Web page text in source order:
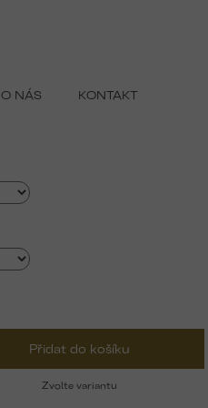
O NÁS KONTAKT
Zvolte variantu
Přidat do košíku